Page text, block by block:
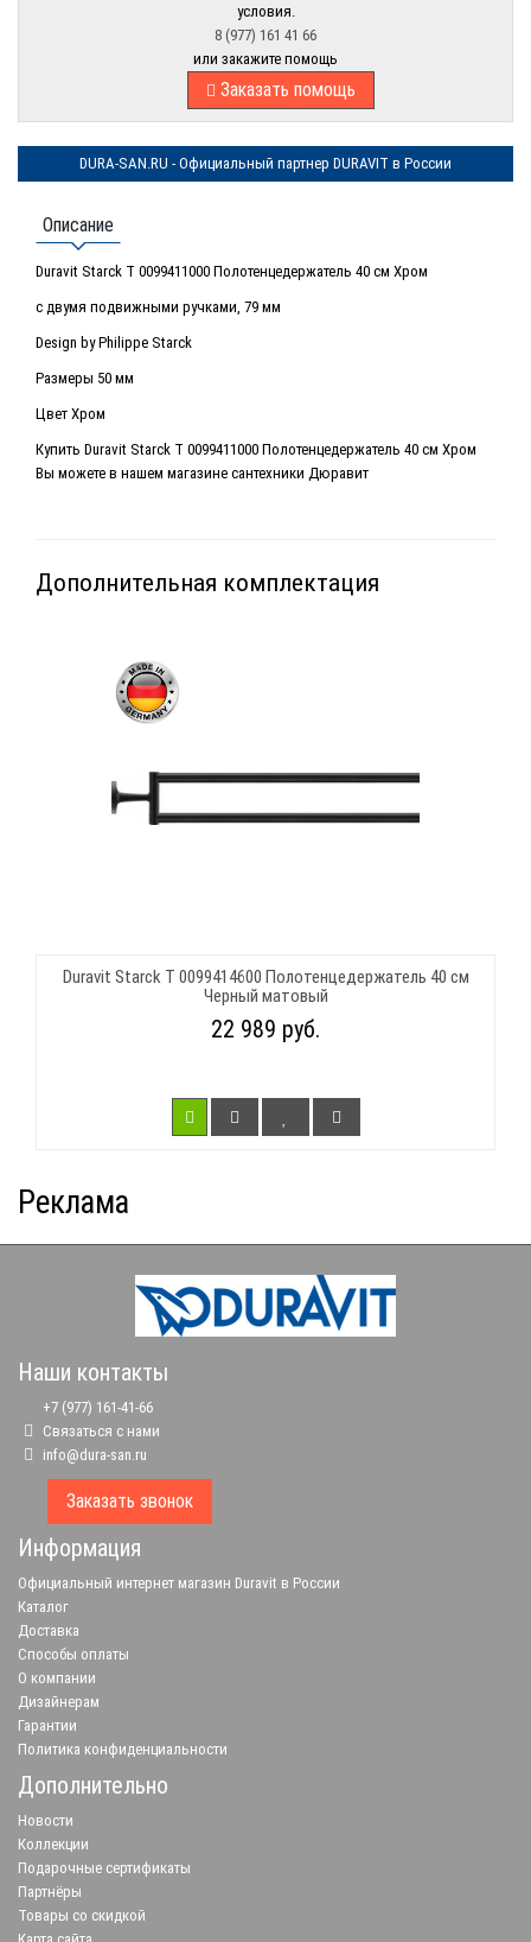
условия.
8 (977) 161 41 66
или закажите помощь
Заказать помощь
DURA-SAN.RU - Официальный партнер DURAVIT в России
Описание
Duravit Starck T 0099411000 Полотенцедержатель 40 см Хром
с двумя подвижными ручками, 79 мм
Design by Philippe Starck
Размеры 50 мм
Цвет Хром
Купить Duravit Starck T 0099411000 Полотенцедержатель 40 см Хром
Вы можете в нашем магазине сантехники Дюравит
Дополнительная комплектация
Duravit Starck T 0099414600 Полотенцедержатель 40 см
Черный матовый
22 989 руб.
Реклама
Наши контакты
+7 (977) 161-41-66
Связаться с нами
info@dura-san.ru
Заказать звонок
Информация
Официальный интернет магазин Duravit в России
Каталог
Доставка
Способы оплаты
О компании
Дизайнерам
Гарантии
Политика конфиденциальности
Дополнительно
Новости
Коллекции
Подарочные сертификаты
Партнёры
Товары со скидкой